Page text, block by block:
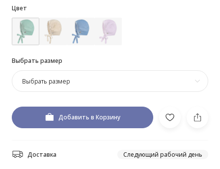
Цвет
Выбрать размер
Выбрать размер
Добавить в Корзину
Доставка Следующий рабочий день